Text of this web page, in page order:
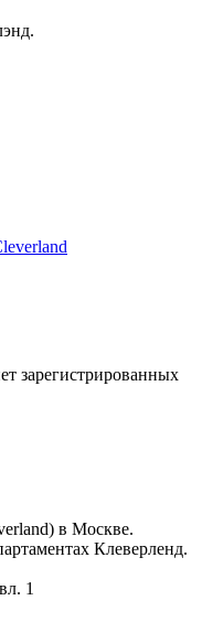
зарегистрированных
в Москве.
Клеверленд.
1